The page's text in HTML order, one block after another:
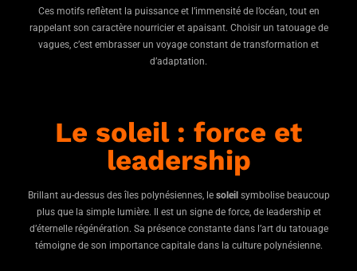
Ces motifs reflètent la puissance et l’immensité de l’océan, tout en
rappelant son caractère nourricier et apaisant. Choisir un tatouage de
vagues, c’est embrasser un voyage constant de transformation et
d’adaptation.
Le soleil : force et
leadership
Brillant au-dessus des îles polynésiennes, le soleilsymbolise beaucoup
plus que la simple lumière. Il est un signe de force, de leadership et
d’éternelle régénération. Sa présence constante dans l’art du tatouage
témoigne de son importance capitale dans la culture polynésienne.